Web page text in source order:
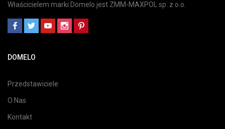
Właścicielem marki Domelo jest ZMM-MAXPOL sp. z o.o.
DOMELO
Przedstawiciele
O Nas
Kontakt